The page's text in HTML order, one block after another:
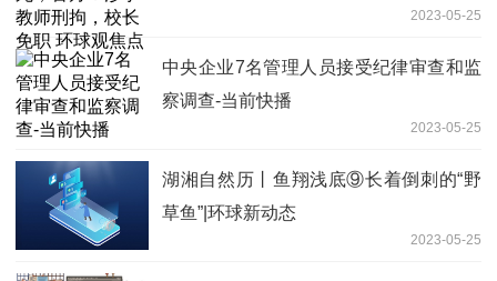
2023-05-25
中央企业7名管理人员接受纪律审查和监
察调查-当前快播
2023-05-25
湖湘自然历丨鱼翔浅底⑨长着倒刺的“野
草鱼”|环球新动态
2023-05-25